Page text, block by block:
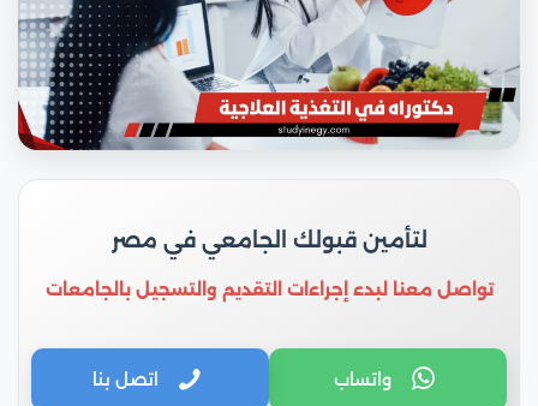
لتأمين قبولك الجامعي في مصر
تواصل معنا لبدء إجراءات التقديم والتسجيل بالجامعات
واتساب اتصل بنا